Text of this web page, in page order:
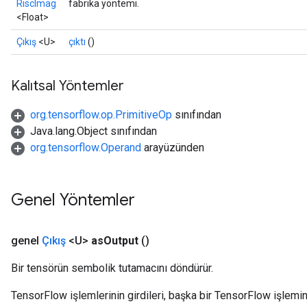
RiscImag
<Float>
fabrika yöntemi.
Çıkış <U> çıktı ()
Kalıtsal Yöntemler
org.tensorflow.op.PrimitiveOp sınıfından
Java.lang.Object sınıfından
org.tensorflow.Operand arayüzünden
Genel Yöntemler
genel Çıkış <U> asOutput ()
Bir tensörün sembolik tutamacını döndürür.
TensorFlow işlemlerinin girdileri, başka bir TensorFlow